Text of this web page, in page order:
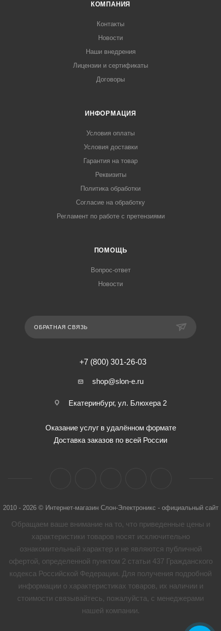
КОМПАНИЯ
Контакты
Новости
Наши внедрения
Лицензии и сертификаты
Договоры
ИНФОРМАЦИЯ
Условия оплаты
Условия доставки
Гарантия на товар
Реквизиты
Политика обработки
Согласие на обработку
Регламент по работе с претензиями
ПОМОЩЬ
Вопрос-ответ
Новости
ОБРАТНАЯ СВЯЗЬ
+7 (800) 301-26-03
shop@slon-e.ru
Екатеринбург, ул. Блюхера 2
Оказание услуг в удалённом формате
Доставка заказов по всей России
2010 - 2026 © Интернет-магазин Слон-Электроникс - официальный сайт
Обращаем ваше внимание на то, что приведенные цены и
характеристики товaров носят исключительно
ознакомительный характер и не являются публичной
офертой, определенной пунктом 2 статьи 437 Гражданского
кодекса Российской Федерации. Для получения подробной
информации о характеристиках товaров, их наличии и
стоимости связывайтесь, пожалуйста, с менеджерами
нашей компании.